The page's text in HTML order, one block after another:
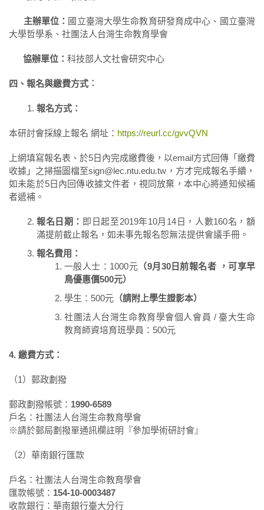
主辦單位： 國立臺灣大學生命教育研發育成中心、國立臺灣
大學哲學系、社團法人台灣生命教育學會
協辦單位： 科技部人文社會研究中心
四、報名與繳費方式︰
報名方式：
本研討會採線上報名 網址： https://reurl.cc/gvvQVN
上網填寫報名表、於5日內完成繳費後，以email方式回傳「繳費
收據」之掃描圖檔至sign@lec.ntu.edu.tw，方才完成報名手續，
如未能於5日內回傳收據文件者，視同放棄，本中心將通知候補
者遞補。
報名日期： 即日起至2019年10月14日，人數160名，額
滿提前截止報名，如未事先報名恕無法提供會議手冊。
報名費用：
一般人士：1000元 （9月 30日前報名者
，可享早
鳥優惠價500元）
學生：500元 （請附上學生證影本）
社團法人台灣生命教育學會個人會員 / 臺大生命
教育師資培育班學員：500元
4. 繳費方式：
（1）郵政劃撥
郵政劃撥帳號： 1990-6589
戶名：社團法人台灣生命教育學會
※請於郵局劃撥單通訊欄註明『參加學術研討會』
（2）華南銀行匯款
戶名：社團法人台灣生命教育學會
匯款帳號： 154-10-0003487
收款銀行：華南銀行臺大分行